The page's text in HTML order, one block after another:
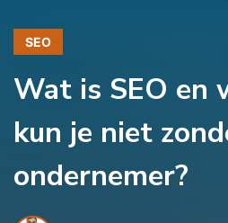
SEO
Wat is SEO en
kun je niet
ondernemer?